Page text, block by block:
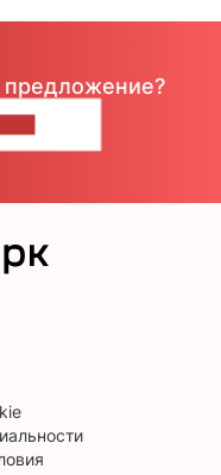
предложение?